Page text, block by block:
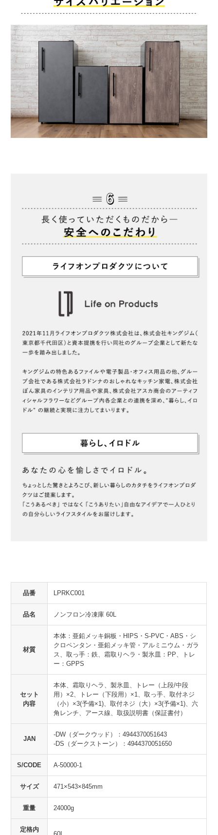
品番 LPRKC001
品名 ノンフロン冷凍庫 60L
材質
本体：亜鉛メッキ銅板・HIPS・S-PVC・ABS・シ
クロペンタン・亜鉛メッキ管・アルミニウム・ガラ
ス、取っ手：鉄、霜取りヘラ・製氷皿：PP、トレ
ー：GPPS
セット
内容
本体、霜取りヘラ、製氷皿、トレー（上段/中段
用）×2、トレー（下段用）×1、取っ手、取付ネジ
（小）×3(予備×1)、取付ネジ（大）×3(予備×1)、六
角レンチ、アース線、取扱説明書（保証書付）
JAN
-DW（ダークウッド）：4944370051643
-DS（ダークストーン）：4944370051650
S/CODE A-50000-1
サイズ 471×543×845mm
重量 24000g
定格内